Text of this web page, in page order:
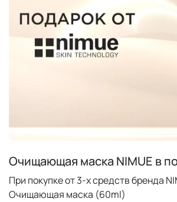
Очищающая маска NIMUE в
При покупке от 3-х средств бренда
Очищающая маска (60ml)